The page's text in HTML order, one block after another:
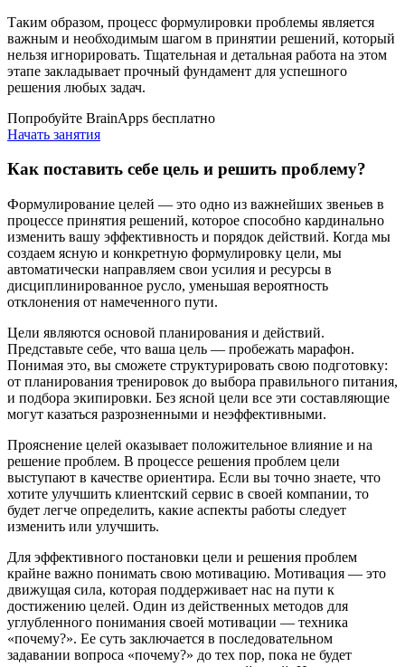
Таким образом, процесс формулировки проблемы является
важным и необходимым шагом в принятии решений, который
нельзя игнорировать. Тщательная и детальная работа на этом
этапе закладывает прочный фундамент для успешного
решения любых задач.
Попробуйте BrainApps бесплатно
Начать занятия
Как поставить себе цель и решить проблему?
Формулирование целей — это одно из важнейших звеньев в
процессе принятия решений, которое способно кардинально
изменить вашу эффективность и порядок действий. Когда мы
создаем ясную и конкретную формулировку цели, мы
автоматически направляем свои усилия и ресурсы в
дисциплинированное русло, уменьшая вероятность
отклонения от намеченного пути.
Цели являются основой планирования и действий.
Представьте себе, что ваша цель — пробежать марафон.
Понимая это, вы сможете структурировать свою подготовку:
от планирования тренировок до выбора правильного питания,
и подбора экипировки. Без ясной цели все эти составляющие
могут казаться разрозненными и неэффективными.
Прояснение целей оказывает положительное влияние и на
решение проблем. В процессе решения проблем цели
выступают в качестве ориентира. Если вы точно знаете, что
хотите улучшить клиентский сервис в своей компании, то
будет легче определить, какие аспекты работы следует
изменить или улучшить.
Для эффективного постановки цели и решения проблем
крайне важно понимать свою мотивацию. Мотивация — это
движущая сила, которая поддерживает нас на пути к
достижению целей. Один из действенных методов для
углубленного понимания своей мотивации — техника
«почему?». Ее суть заключается в последовательном
задавании вопроса «почему?» до тех пор, пока не будет